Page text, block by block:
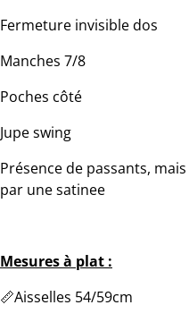
Fermeture invisible dos
Manches 7/8
Poches côté
Jupe swing
Présence de passants,
par une satinee
Mesures à plat :
📏Aisselles 54/59cm